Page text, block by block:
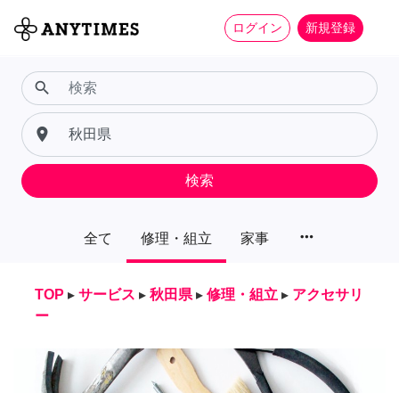
ログイン 新規登録
全て 修理・組立 家事 more_horiz
search
place
検索
TOP ▸ サービス ▸ 秋田県 ▸ 修理・組立 ▸ アクセサリ
ー